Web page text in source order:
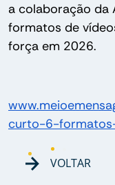
a colaboração da
formatos de
força em 2026.
curto-6-
VOLTAR